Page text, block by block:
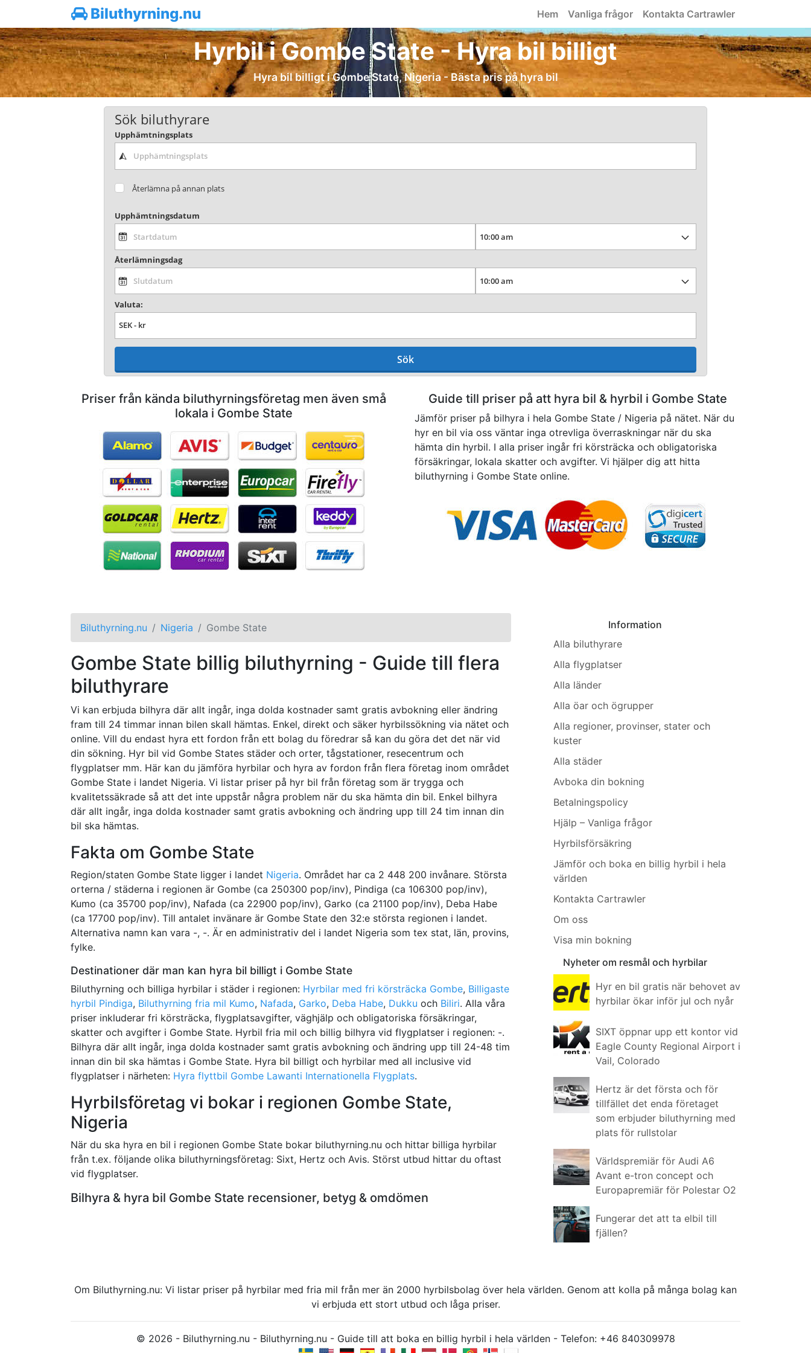
Biluthyrning.nu Hem Vanliga frågor Kontakta Cartrawler
Hyrbil i Gombe State - Hyra bil billigt
Hyra bil billigt i Gombe State, Nigeria - Bästa pris på hyra bil
Sök biluthyrare
Upphämtningsplats
Återlämna på annan plats
Upphämtningsdatum
Återlämningsdag
Valuta:
Sök
Priser från kända biluthyrningsföretag men även små
lokala i Gombe State
Guide till priser på att hyra bil & hyrbil i Gombe State
Jämför priser på bilhyra i hela Gombe State / Nigeria på nätet. När du
hyr en bil via oss väntar inga otrevliga överraskningar när du ska
hämta din hyrbil. I alla priser ingår fri körsträcka och obligatoriska
försäkringar, lokala skatter och avgifter. Vi hjälper dig att hitta
biluthyrning i Gombe State online.
Biluthyrning.nu Nigeria Gombe State
Gombe State billig biluthyrning - Guide till flera
biluthyrare
Vi kan erbjuda bilhyra där allt ingår, inga dolda kostnader samt gratis avbokning eller ändring
fram till 24 timmar innan bilen skall hämtas. Enkel, direkt och säker hyrbilssökning via nätet och
online. Vill du endast hyra ett fordon från ett bolag du föredrar så kan du göra det det när vid
din sökning. Hyr bil vid Gombe States städer och orter, tågstationer, resecentrum och
flygplatser mm. Här kan du jämföra hyrbilar och hyra av fordon från flera företag inom området
Gombe State i landet Nigeria. Vi listar priser på hyr bil från företag som är trygga och
kvalitetssäkrade så att det inte uppstår några problem när du ska hämta din bil. Enkel bilhyra
där allt ingår, inga dolda kostnader samt gratis avbokning och ändring upp till 24 tim innan din
bil ska hämtas.
Fakta om Gombe State
Region/staten Gombe State ligger i landet Nigeria. Området har ca 2 448 200 invånare. Största
orterna / städerna i regionen är Gombe (ca 250300 pop/inv), Pindiga (ca 106300 pop/inv),
Kumo (ca 35700 pop/inv), Nafada (ca 22900 pop/inv), Garko (ca 21100 pop/inv), Deba Habe
(ca 17700 pop/inv). Till antalet invänare är Gombe State den 32:e största regionen i landet.
Alternativa namn kan vara -, -. Är en administrativ del i landet Nigeria som tex stat, län, provins,
fylke.
Destinationer där man kan hyra bil billigt i Gombe State
Biluthyrning och billiga hyrbilar i städer i regionen: Hyrbilar med fri körsträcka Gombe, Billigaste
hyrbil Pindiga, Biluthyrning fria mil Kumo, Nafada, Garko, Deba Habe, Dukku och Biliri. Alla våra
priser inkluderar fri körsträcka, flygplatsavgifter, väghjälp och obligatoriska försäkringar,
skatter och avgifter i Gombe State. Hyrbil fria mil och billig bilhyra vid flygplatser i regionen: -.
Bilhyra där allt ingår, inga dolda kostnader samt gratis avbokning och ändring upp till 24-48 tim
innan din bil ska hämtas i Gombe State. Hyra bil billigt och hyrbilar med all inclusive vid
flygplatser i närheten: Hyra flyttbil Gombe Lawanti Internationella Flygplats.
Hyrbilsföretag vi bokar i regionen Gombe State,
Nigeria
När du ska hyra en bil i regionen Gombe State bokar biluthyrning.nu och hittar billiga hyrbilar
från t.ex. följande olika biluthyrningsföretag: Sixt, Hertz och Avis. Störst utbud hittar du oftast
vid flygplatser.
Bilhyra & hyra bil Gombe State recensioner, betyg & omdömen
Information
Alla biluthyrare
Alla flygplatser
Alla länder
Alla öar och ögrupper
Alla regioner, provinser, stater och
kuster
Alla städer
Avboka din bokning
Betalningspolicy
Hjälp – Vanliga frågor
Hyrbilsförsäkring
Jämför och boka en billig hyrbil i hela
världen
Kontakta Cartrawler
Om oss
Visa min bokning
Nyheter om resmål och hyrbilar
Hyr en bil gratis när behovet av
hyrbilar ökar inför jul och nyår
SIXT öppnar upp ett kontor vid
Eagle County Regional Airport i
Vail, Colorado
Hertz är det första och för
tillfället det enda företaget
som erbjuder biluthyrning med
plats för rullstolar
Världspremiär för Audi A6
Avant e-tron concept och
Europapremiär för Polestar O2
Fungerar det att ta elbil till
fjällen?
Om Biluthyrning.nu: Vi listar priser på hyrbilar med fria mil från mer än 2000 hyrbilsbolag över hela världen. Genom att kolla på många bolag kan
vi erbjuda ett stort utbud och låga priser.
© 2026 - Biluthyrning.nu - Biluthyrning.nu - Guide till att boka en billig hyrbil i hela världen - Telefon: +46 840309978